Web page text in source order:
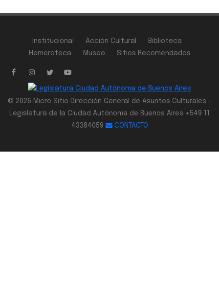
Institucional Acción Cultural
Biblioteca
Hemeroteca
Museo Sitios Recomendados
© 2026 Micro Sitio Dirección General de Asuntos Culturales -
Legislatura de la Ciudad Autónoma de Buenos Aires +549 11
43384059
CONTACTO